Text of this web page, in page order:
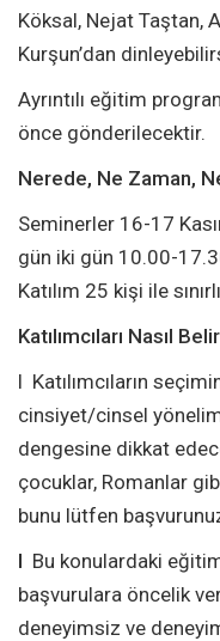
Köksal, Nejat Taştan,
Kurşun’dan
Ayrıntılı eğitim
önce gönderilecektir.
Nerede, Ne Zaman,
Seminerler 16-17
gün iki gün 10.00-
Katılım 25 kişi ile
Katılımcıları Nasıl
l Katılımcıların
cinsiyet/cinsel
dengesine dikkat
çocuklar, Romanlar
bunu lütfen
l Bu konulardaki
başvurulara öncelik
deneyimsiz ve